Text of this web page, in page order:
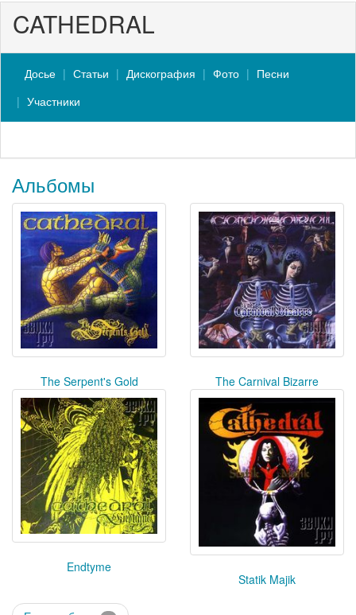
CATHEDRAL
Досье Статьи Дискография Фото
Песни
Участники
Альбомы
The Serpent's Gold The Carnival Bizarre
Endtyme
Statik Majik